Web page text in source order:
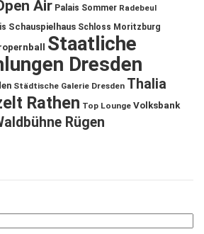
Air Palais Sommer Radebeul
Schauspielhaus Schloss Moritzburg
Staatliche
Dresden
Städtische Galerie Dresden Thalia
Rathen Top Lounge Volksbank
Rügen